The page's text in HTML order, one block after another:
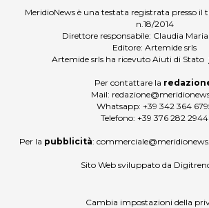
MeridioNews è una testata registrata presso il
n.18/2014
Direttore responsabile: Claudia
Editore: Artemide srls
Artemide srls ha ricevuto Aiuti di Stato
Per contattare la
Mail:
Whatsapp: +39 342 364
Telefono: +39 376 282 2944
Per la pubblicità:
Sito Web sviluppato da
Cambia impostazioni della